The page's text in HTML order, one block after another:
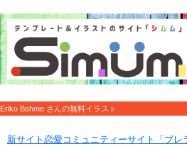
Eriko Bohme さんの無料イラスト
新サイト恋愛コミュニティーサイト「ブレ